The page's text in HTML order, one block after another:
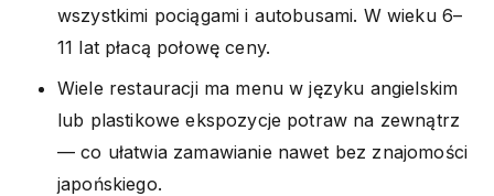
wszystkimi pociągami i autobusami. W wieku 6–
11 lat płacą połowę ceny.
Wiele restauracji ma menu w języku angielskim
lub plastikowe ekspozycje potraw na zewnątrz
— co ułatwia zamawianie nawet bez znajomości
japońskiego.